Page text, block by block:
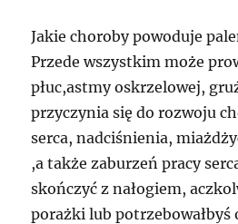
Jakie choroby powoduje
Przede wszystkim może
płuc,astmy oskrzelowej,
przyczynia się do rozwoju
serca, nadciśnienia,
,a także zaburzeń pracy
skończyć z nałogiem,
porażki lub potrzebowałbyś